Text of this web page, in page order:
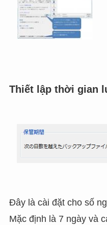
Thiết lập thời gian
Đây là cài đặt cho số
Mặc định là 7 ngày và